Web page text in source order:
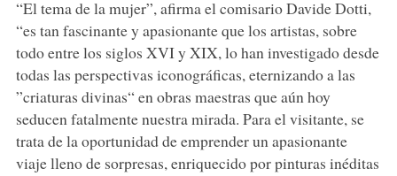
“El tema de la mujer”, afirma el comisario Davide Dotti,
“es tan fascinante y apasionante que los artistas, sobre
todo entre los siglos XVI y XIX, lo han investigado desde
todas las perspectivas iconográficas, eternizando a las
”criaturas divinas“ en obras maestras que aún hoy
seducen fatalmente nuestra mirada. Para el visitante, se
trata de la oportunidad de emprender un apasionante
viaje lleno de sorpresas, enriquecido por pinturas inéditas